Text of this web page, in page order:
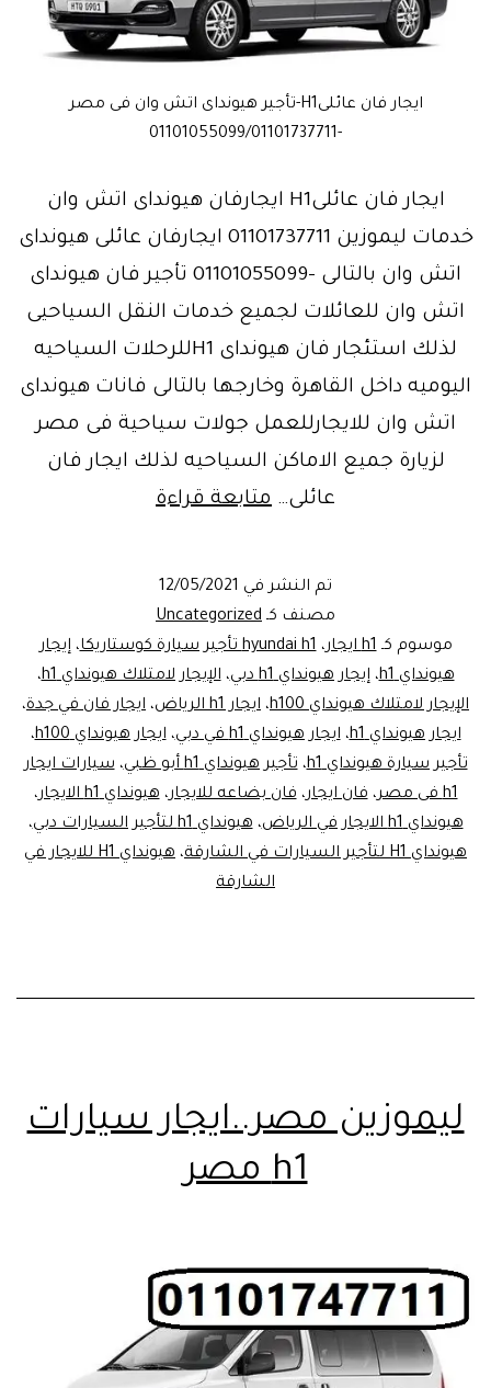
ايجار فان عائلىH1-تأجير هيونداى اتش وان فى مصر
-01101055099/01101737711
ايجار فان عائلىH1 ايجارفان هيونداى اتش وان
خدمات ليموزين 01101737711 ايجارفان عائلى هيونداى
اتش وان بالتالى -01101055099 تأجير فان هيونداى
اتش وان للعائلات لجميع خدمات النقل السياحيى
لذلك استئجار فان هيونداى H1للرحلات السياحيه
اليوميه داخل القاهرة وخارجها بالتالى فانات هيونداى
اتش وان للايجارللعمل جولات سياحية فى مصر
لزيارة جميع الاماكن السياحيه لذلك ايجار فان
عائلى… متابعة قراءة
بأحدث
مواصفات
واسعار
تم النشر في 12/05/2021
مصنف كـ Uncategorized
موسوم كـh1 ايجار ،hyundai h1 تأجير سيارة كوستاريكا ،إيجار
هيونداي h1
،إيجار هيونداي h1 دبي ،الإيجار لامتلاك هيونداي h1
،
الإيجار لامتلاك هيونداي h100
، ايجار h1 الرياض ، ايجار فان في جدة،
ايجار هيونداي h1
،ايجار هيونداي h1 في دبي ،ايجار هيونداي h100
،
تأجير سيارة هيونداي h1
،تأجير هيونداي h1 أبو ظبي ،سيارات ايجار
h1 فى مصر
،فان ايجار،فان بضاعه للايجار،هيونداي h1 الايجار
،
هيونداي h1 الايجار في الرياض
،هيونداي h1 لتأجير السيارات دبي
،
هيونداي H1 لتأجير السيارات في الشارقة
،
هيونداي H1 للايجار في
الشارقة
ليموزين مصر..ايجار سيارات
h1 مصر